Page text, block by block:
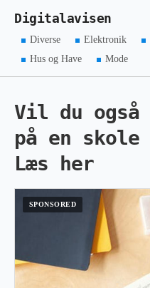
Digitalavisen
Diverse Elektronik
Hus og Have
Mode
Vil du også
på en
Læs her